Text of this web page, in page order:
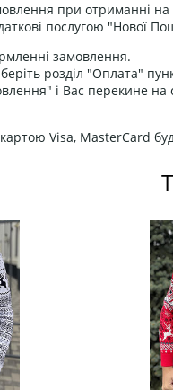
при отриманні на
послугою "Нової
замовлення.
розділ "Оплата"
і Вас перекине на
Visa, MasterCard